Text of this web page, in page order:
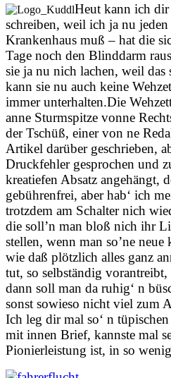
Heut kann ich
schreiben, weil ich ja nu
Krankenhaus muß – hat die
Tage noch den Blinddarm
sie ja nu nich lachen, weil das
kann sie nu auch keine
immer unterhalten.Die
anne Sturmspitze vonne
der Tschüß, einer von ne
Artikel darüber geschrieben,
Druckfehler gesprochen und
kreatiefen Absatz angehängt,
gebührenfrei, aber hab‘ ich
trotzdem am Schalter nich
die soll’n man bloß nich ihr
stellen, wenn man so’ne
wie daß plötzlich alles ganz
tut, so selbständig
dann soll man da ruhig‘ n
sonst sowieso nicht viel zum
Ich leg dir mal so‘ n
mit innen Brief, kannste mal
Pionierleistung ist, in so